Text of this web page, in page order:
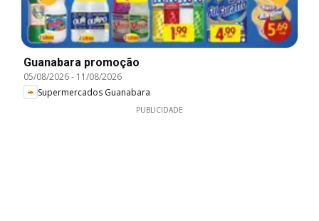
Guanabara promoção
05/08/2026- 11/08/2026
Supermercados Guanabara
PUBLICIDADE